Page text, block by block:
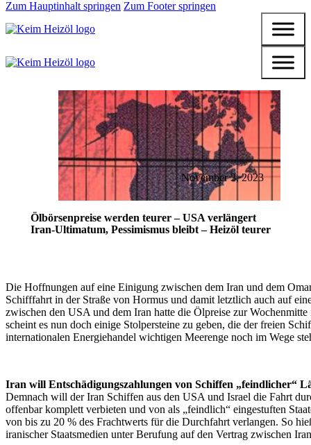
Zum Hauptinhalt springen Zum Footer springen
Ölbörsenpreise werden teurer – USA verlängert
Iran-Ultimatum, Pessimismus bleibt – Heizöl teurer
November 3, 2023
Die Hoffnungen auf eine Einigung zwischen dem Iran und dem
Schifffahrt in der Straße von Hormus und damit letztlich auch auf
zwischen den USA und dem Iran hatte die Ölpreise zur
scheint es nun doch einige Stolpersteine zu geben, die der freien
internationalen Energiehandel wichtigen Meerenge noch im Wege
Iran will Entschädigungszahlungen von Schiffen „feindlicher“
Demnach will der Iran Schiffen aus den USA und Israel die Fahrt
offenbar komplett verbieten und von als „feindlich“ eingestuften
von bis zu 20 % des Frachtwerts für die Durchfahrt verlangen. So
iranischer Staatsmedien unter Berufung auf den Vertrag zwischen